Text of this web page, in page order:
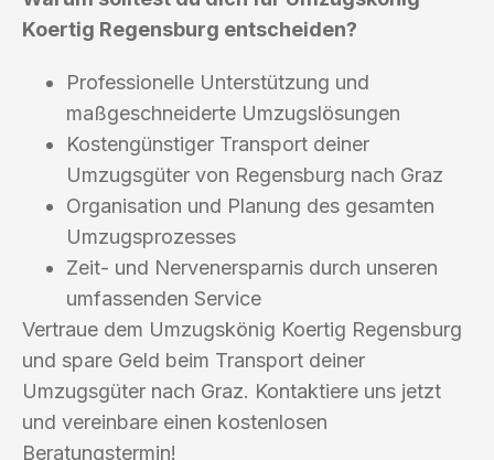
Koertig Regensburg entscheiden?
Professionelle Unterstützung und
maßgeschneiderte Umzugslösungen
Kostengünstiger Transport deiner
Umzugsgüter von Regensburg nach Graz
Organisation und Planung des gesamten
Umzugsprozesses
Zeit- und Nervenersparnis durch unseren
umfassenden Service
Vertraue dem Umzugskönig Koertig Regensburg
und spare Geld beim Transport deiner
Umzugsgüter nach Graz. Kontaktiere uns jetzt
und vereinbare einen kostenlosen
Beratungstermin!